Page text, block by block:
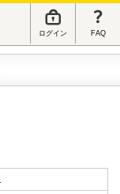
ログイン FAQ